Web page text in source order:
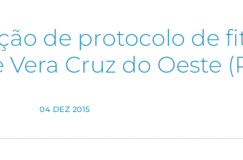
de protocolo de
Cruz do Oeste
04 DEZ 2015